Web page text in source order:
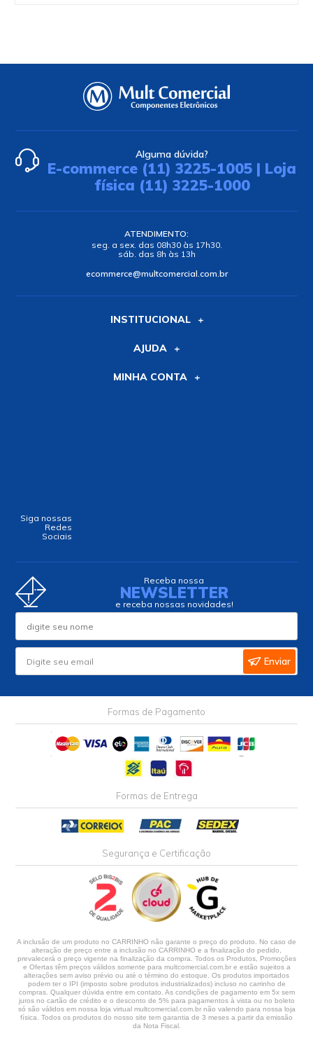
Alguma dúvida?
E-commerce (11) 3225-1005 | Loja
física (11) 3225-1000
ATENDIMENTO:
seg. a sex. das 08h30 às 17h30.
sáb. das 8h às 13h
ecommerce@multcomercial.com.br
INSTITUCIONAL
AJUDA
MINHA CONTA
Siga nossas
Redes
Sociais
Receba nossa
NEWSLETTER
e receba nossas novidades!
Enviar
Formas de Pagamento
Formas de Entrega
Segurança e Certificação
A inclusão de um produto no CARRINHO não garante o preço do produto. No caso de
alteração de preço entre a inclusão no CARRINHO e a finalização do pedido,
prevalecerá o preço vigente na finalização da compra. Todos os Produtos, Promoções
e Ofertas têm preços válidos somente para multcomercial.com.br e estão sujeitos a
alterações sem aviso prévio ou até o término do estoque. Os produtos importados
podem ter o IPI (imposto sobre produtos industrializados) incluso no carrinho de
compras. Qualquer dúvida entre em contato. As condições de pagamento em 5x sem
juros no cartão de crédito e o desconto de 5% para pagamentos à vista ou no boleto
só são válidos em nossa loja virtual multcomercial.com.br não valendo para nossa loja
física. Todos os produtos do nosso site tem garantia de 3 meses a partir da emissão
da Nota Fiscal.